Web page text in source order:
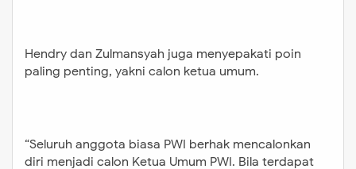
Hendry dan Zulmansyah juga menyepakati poin
paling penting, yakni calon ketua umum.
“Seluruh anggota biasa PWI berhak mencalonkan
diri menjadi calon Ketua Umum PWI. Bila terdapat